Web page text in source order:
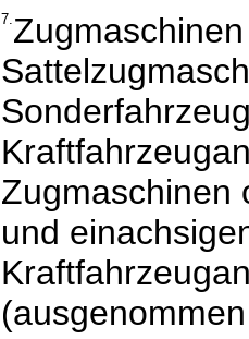
7.
Zugmaschinen
und